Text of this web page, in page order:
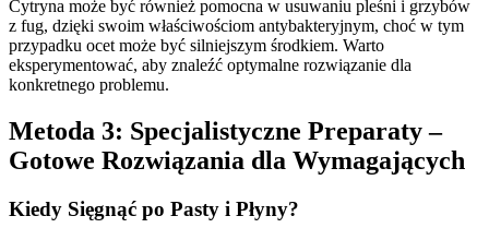
Cytryna może być również pomocna w usuwaniu pleśni i grzybów
z fug, dzięki swoim właściwościom antybakteryjnym, choć w tym
przypadku ocet może być silniejszym środkiem. Warto
eksperymentować, aby znaleźć optymalne rozwiązanie dla
konkretnego problemu.
Metoda 3: Specjalistyczne Preparaty –
Gotowe Rozwiązania dla Wymagających
Kiedy Sięgnąć po Pasty i Płyny?